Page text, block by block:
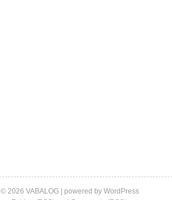
© 2026 VABALOG | powered by WordPress